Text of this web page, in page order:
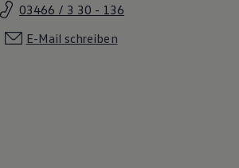
03466 / 3 30 - 136
E-Mail schreiben